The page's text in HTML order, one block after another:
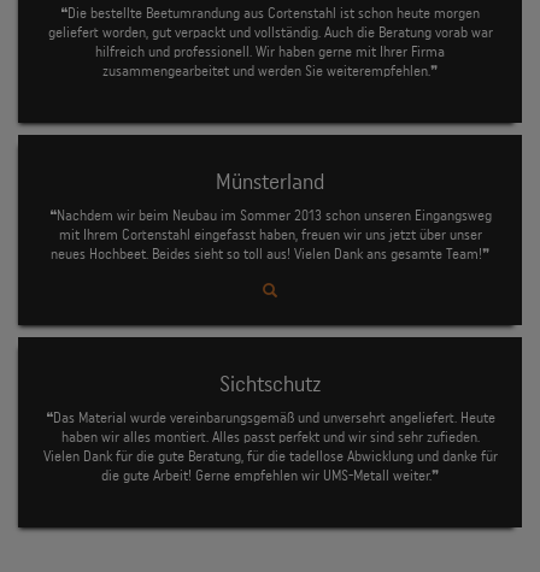
❝Die bestellte Beetumrandung aus Cortenstahl ist schon heute morgen
geliefert worden, gut verpackt und vollständig. Auch die Beratung vorab war
hilfreich und professionell. Wir haben gerne mit Ihrer Firma
zusammengearbeitet und werden Sie weiterempfehlen.❞
Münsterland
❝Nachdem wir beim Neubau im Sommer 2013 schon unseren Eingangsweg
mit Ihrem Cortenstahl eingefasst haben, freuen wir uns jetzt über unser
neues Hochbeet. Beides sieht so toll aus! Vielen Dank ans gesamte Team!❞
Sichtschutz
❝Das Material wurde vereinbarungsgemäß und unversehrt angeliefert. Heute
haben wir alles montiert. Alles passt perfekt und wir sind sehr zufieden.
Vielen Dank für die gute Beratung, für die tadellose Abwicklung und danke für
die gute Arbeit! Gerne empfehlen wir UMS-Metall weiter.❞